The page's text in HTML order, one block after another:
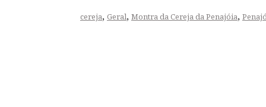
cereja, Geral, Montra da Cereja da Penajóia,